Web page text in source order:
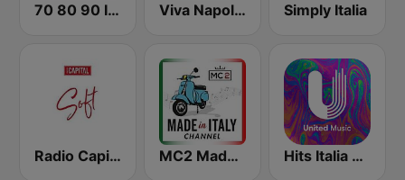
70 80 90 ITALIA D'AUTORE Viva Napoli - United Music Simply Italia
Radio Capital Soft MC2 Made In Italy Channel Hits Italia 90 - United Music